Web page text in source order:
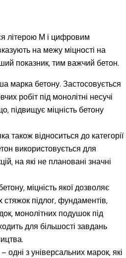
літерою М і цифровим
на межу міцності на
показник, тим важчий бетон.
марка бетону. Застосовується
робіт під монолітні несучі
підвищує міцність бетону
також відноситься до категорії
використовується для
на які не плановані значні
міцність якої дозволяє
підлог, фундаментів,
монолітних подушок під
для більшості завдань
– одні з універсальних марок, які